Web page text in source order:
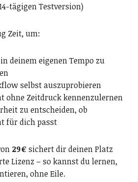
tägigen Testversion)
Zeit, um:
deinem eigenen Tempo zu
selbst auszuprobieren
ohne Zeitdruck kennenzulernen
zu entscheiden, ob
für dich passt
29 € sichert dir deinen Platz
Lizenz – so kannst du lernen,
ohne Eile.